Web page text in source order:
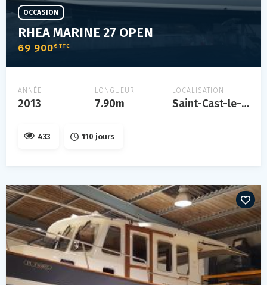
RHEA MARINE 27 OPEN
69 900€ TTC
OCCASION
ANNÉE
2013
LONGUEUR
7.90m
LOCALISATION
Saint-Cast-le-Guildo
433 110 jours